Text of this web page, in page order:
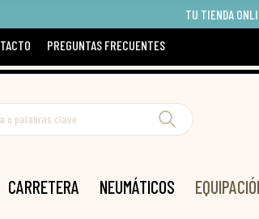
TU TIENDA
PREGUNTAS FRECUENTES
CARRETERA NEUMÁTICOS